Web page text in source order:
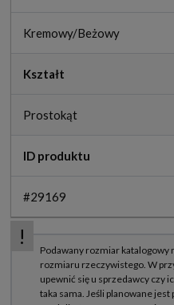
Kremowy/Beżowy
Kształt
Prostokąt
ID produktu
#29169